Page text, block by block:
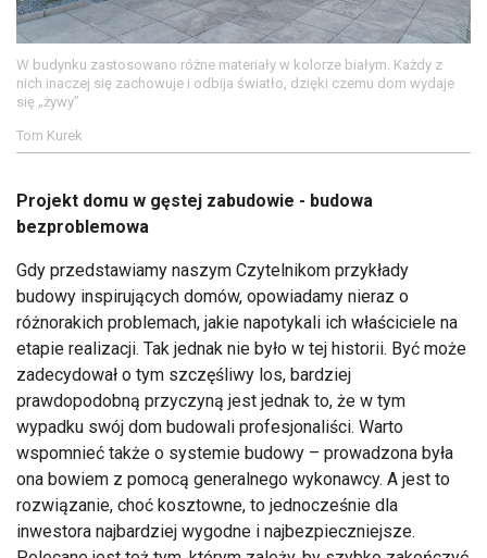
W budynku zastosowano różne materiały w kolorze białym. Każdy z
nich inaczej się zachowuje i odbija światło, dzięki czemu dom wydaje
się „żywy”
Tom Kurek
Projekt domu w gęstej zabudowie - budowa
bezproblemowa
Gdy przedstawiamy naszym Czytelnikom przykłady
budowy inspirujących domów, opowiadamy nieraz o
różnorakich problemach, jakie napotykali ich właściciele na
etapie realizacji. Tak jednak nie było w tej historii. Być może
zadecydował o tym szczęśliwy los, bardziej
prawdopodobną przyczyną jest jednak to, że w tym
wypadku swój dom budowali profesjonaliści. Warto
wspomnieć także o systemie budowy – prowadzona była
ona bowiem z pomocą generalnego wykonawcy. A jest to
rozwiązanie, choć kosztowne, to jednocześnie dla
inwestora najbardziej wygodne i najbezpieczniejsze.